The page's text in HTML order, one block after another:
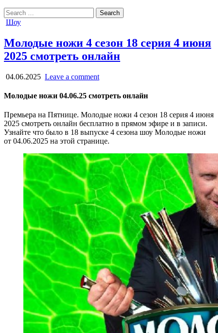
Search
for:
Posted
Шоу
Молодые ножи 4 сезон 18 серия 4 июня
2025 смотреть онлайн
04.06.2025 Leave a comment
Молодые ножи 04.06.25 смотреть онлайн
Премьера на Пятнице. Молодые ножи 4 сезон 18 серия 4 июня
2025 смотреть онлайн бесплатно в прямом эфире и в записи.
Узнайте что было в 18 выпуске 4 сезона шоу Молодые ножи
от 04.06.2025 на этой странице.